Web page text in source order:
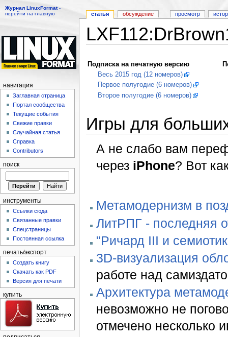
Журнал LinuxFormat-
перейти на главную
Подписка на печатную версию
Весь 2015 год (12 номеров)
Первое полугодие (6 номеров)
Второе полугодие (6 номеров)
Игры для
А не слабо вам
через iPhone? Вот
Метамодернизм в
ЛитРПГ - последняя
"Ричард III и
3D-визуализация
работе над
Архитектура
невозможно не
отмечено несколько
статья обсуждение просмотр
навигация
Заглавная страница
Портал сообщества
Текущие события
Свежие правки
Случайная статья
Справка
Contributors
поиск
инструменты
Ссылки сюда
Связанные правки
Спецстраницы
Постоянная ссылка
печать/экспорт
Создать книгу
Скачать как PDF
Версия для печати
купить